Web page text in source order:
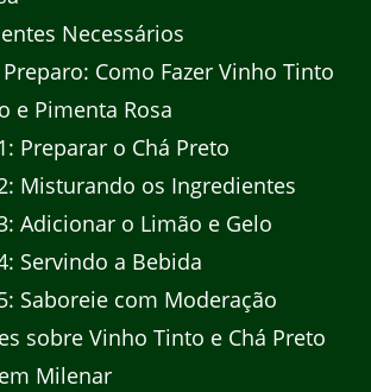
Necessários
Como Fazer Vinho Tinto
e Pimenta Rosa
Preparar o Chá Preto
Misturando os Ingredientes
Adicionar o Limão e Gelo
Servindo a Bebida
Saboreie com Moderação
sobre Vinho Tinto e Chá Preto
Milenar